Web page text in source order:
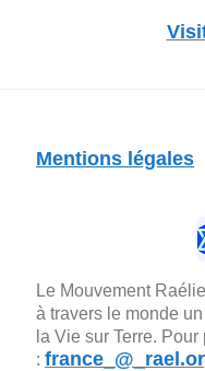
Mentions légales
Le Mouvement
à travers le monde
la Vie sur Terre.
: